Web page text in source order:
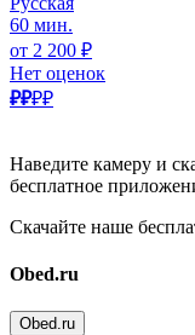
60 мин.
от 2 200 ₽
Нет оценок
₽₽₽₽
Наведите камеру и
бесплатное
Скачайте наше
Obed.ru
Obed.ru